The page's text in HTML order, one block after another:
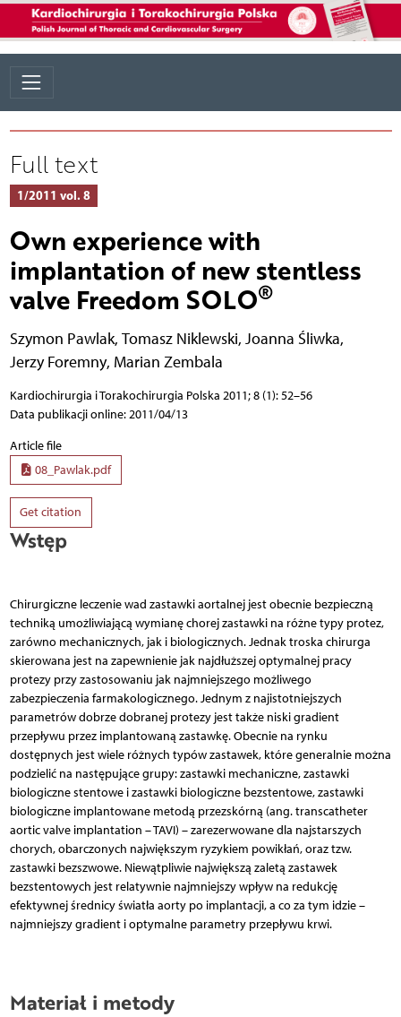
Full text
1/2011 vol. 8
Own experience with
implantation of new stentless
valve Freedom SOLO®
Szymon Pawlak, Tomasz Niklewski, Joanna Śliwka,
Jerzy Foremny, Marian Zembala
Kardiochirurgia i Torakochirurgia Polska 2011; 8 (1): 52–56
Data publikacji online: 2011/04/13
Article file
08_Pawlak.pdf
Get citation
Wstęp
Chirurgiczne leczenie wad zastawki aortalnej jest obecnie bezpieczną
techniką umożliwiającą wymianę chorej zastawki na różne typy protez,
zarówno mechanicznych, jak i biologicznych. Jednak troska chirurga
skierowana jest na zapewnienie jak najdłuższej optymalnej pracy
protezy przy zastosowaniu jak najmniejszego możliwego
zabezpieczenia farmakologicznego. Jednym z najistotniejszych
parametrów dobrze dobranej protezy jest także niski gradient
przepływu przez implantowaną zastawkę. Obecnie na rynku
dostępnych jest wiele różnych typów zastawek, które generalnie można
podzielić na następujące grupy: zastawki mechaniczne, zastawki
biologiczne stentowe i zastawki biologiczne bezstentowe, zastawki
biologiczne implantowane metodą przezskórną (ang. transcatheter
aortic valve implantation – TAVI) – zarezerwowane dla najstarszych
chorych, obarczonych największym ryzykiem powikłań, oraz tzw.
zastawki bezszwowe. Niewątpliwie największą zaletą zastawek
bezstentowych jest relatywnie najmniejszy wpływ na redukcję
efektywnej średnicy światła aorty po implantacji, a co za tym idzie –
najmniejszy gradient i optymalne parametry przepływu krwi.
Materiał i metody